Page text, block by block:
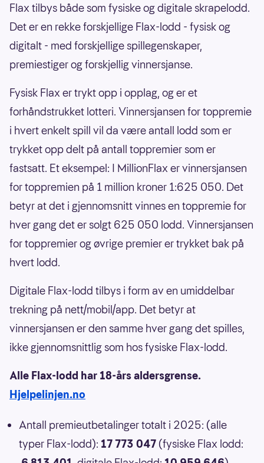
Flax tilbys både som fysiske og digitale skrapelodd.
Det er en rekke forskjellige Flax-lodd - fysisk og
digitalt - med forskjellige spillegenskaper,
premiestiger og forskjellig vinnersjanse.
Fysisk Flax er trykt opp i opplag, og er et
forhåndstrukket lotteri. Vinnersjansen for toppremie
i hvert enkelt spill vil da være antall lodd som er
trykket opp delt på antall toppremier som er
fastsatt. Et eksempel: I MillionFlax er vinnersjansen
for toppremien på 1 million kroner 1:625 050. Det
betyr at det i gjennomsnitt vinnes en toppremie for
hver gang det er solgt 625 050 lodd. Vinnersjansen
for toppremier og øvrige premier er trykket bak på
hvert lodd.
Digitale Flax-lodd tilbys i form av en umiddelbar
trekning på nett/mobil/app. Det betyr at
vinnersjansen er den samme hver gang det spilles,
ikke gjennomsnittlig som hos fysiske Flax-lodd.
Alle Flax-lodd har 18-års aldersgrense.
Hjelpelinjen.no
Antall premieutbetalinger totalt i 2025: (alle
typer Flax-lodd): 17 773 047 (fysiske Flax lodd: